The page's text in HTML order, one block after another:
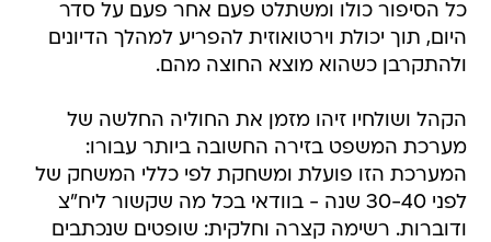
כל הסיפור כולו ומשתלט פעם אחר פעם על סדר
היום, תוך יכולת וירטואוזית להפריע למהלך הדיונים
ולהתקרבן כשהוא מוצא החוצה מהם.
הקהל ושולחיו זיהו מזמן את החוליה החלשה של
מערכת המשפט בזירה החשובה ביותר עבורו:
המערכת הזו פועלת ומשחקת לפי כללי המשחק של
לפני 30-40 שנה - בוודאי בכל מה שקשור ליח"צ
ודוברות. רשימה קצרה וחלקית: שופטים שנכתבים